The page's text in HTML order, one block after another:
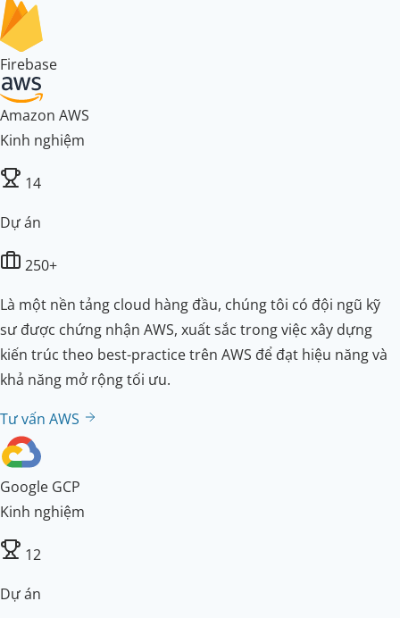
Firebase
Amazon AWS
Kinh nghiệm
14
Dự án
250+
Là một nền tảng cloud hàng đầu, chúng tôi có đội ngũ kỹ
sư được chứng nhận AWS, xuất sắc trong việc xây dựng
kiến trúc theo best-practice trên AWS để đạt hiệu năng và
khả năng mở rộng tối ưu.
Tư vấn AWS
Google GCP
Kinh nghiệm
12
Dự án